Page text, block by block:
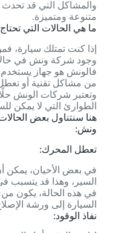
والمشاكل التي قد تحدث
متنوعة ومتميزة.
ما هي الحالات التي
إذا كنت تمتلك سيارة،
وجود شركة ونش في
فالونش هو جهاز
من مشاكل تقنية أو
وتعتبر شركات الونش
الطوارئ التي لا يمكن
هنا سنتناول بعض
ونش:
تعطل المحرك:
في بعض الأحيان، يمكن
السير، وهذا قد يتسبب
في هذه الحالة، يكون
السيارة إلى ورشة
نفاذ الوقود: